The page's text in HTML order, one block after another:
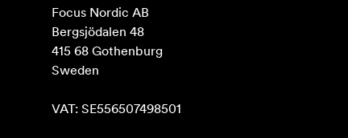
Focus Nordic AB
Bergsjödalen 48
415 68 Gothenburg
Sweden
VAT: SE556507498501